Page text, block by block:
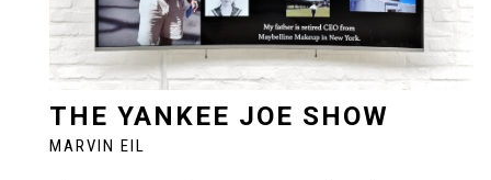
THE YANKEE JOE SHOW
MARVIN EIL